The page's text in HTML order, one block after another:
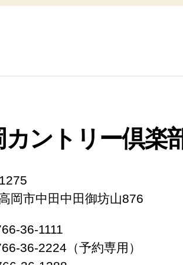
カントリー倶楽
岡市中田中田御坊山876
36-1111
36-2224（予約専用）